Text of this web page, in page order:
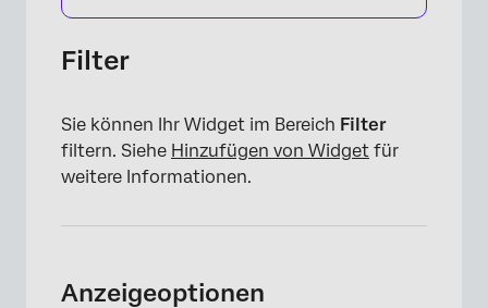
Filter
Sie können Ihr Widget im Bereich Filter
filtern. Siehe Hinzufügen von Widget für
weitere Informationen.
Anzeigeoptionen